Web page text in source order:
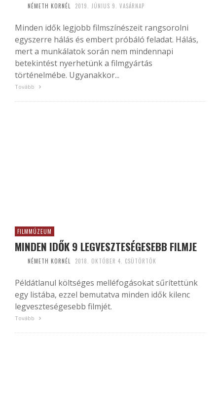
NÉMETH KORNÉL 2019. JÚNIUS 9. VASÁRNAP
Minden idők legjobb filmszínészeit rangsorolni
egyszerre hálás és embert próbáló feladat. Hálás,
mert a munkálatok során nem mindennapi
betekintést nyerhetünk a filmgyártás
történelmébe. Ugyanakkor...
Tovább
FILMMÚZEUM
MINDEN IDŐK 9 LEGVESZTESÉGESEBB FILMJE
NÉMETH KORNÉL 2018. OKTÓBER 4. CSÜTÖRTÖK
Példátlanul költséges melléfogásokat sűrítettünk
egy listába, ezzel bemutatva minden idők kilenc
legveszteségesebb filmjét.
Tovább